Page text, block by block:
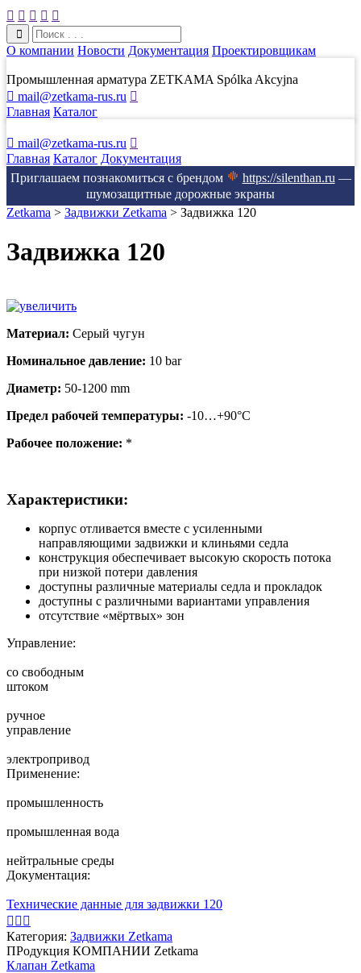
    
О компании Новости Документация Проектировщикам
Промышленная арматура ZETKAMA Spólka Akcyjna
 mail@zetkama-rus.ru 
Главная Каталог
 mail@zetkama-rus.ru 
Главная Каталог Документация
Приглашаем познакомиться с брендом
https://silenthan.ru —
шумозащитные дорожные экраны
Zetkama > Задвижки Zetkama > Задвижка 120
Задвижка 120
Материал: Серый чугун
Номинальное давление: 10 bar
Диаметр: 50-1200 mm
Предел рабочей температуры: -10…+90°C
Рабочее положение: *
Характеристики:
корпус отливается вместе с усиленными
направляющими задвижки и клиньями седла
конструкция обеспечивает высокую скорость потока
при низкой потери давления
доступны различные материалы седла и прокладок
доступны с различными вариантами управления
отсутствие «мёртвых» зон
Управление:
со свободным
штоком
ручное
управление
электропривод
Применение:
промышленность
промышленная вода
нейтральные среды
Документация:
Технические данные для задвижки 120
  
Категория: Задвижки Zetkama
ПРодукция КОМПАНИИ Zetkama
Клапан Zetkama